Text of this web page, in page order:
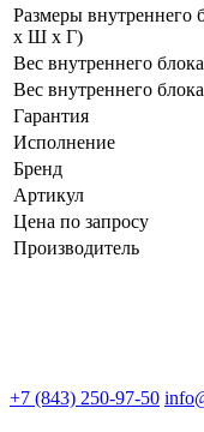
Размеры внутреннего
х Ш х Г)
Вес внутреннего
Вес внутреннего
Гарантия
Исполнение
Бренд
Артикул
Цена по запросу
Производитель
+7 (843) 250-97-50